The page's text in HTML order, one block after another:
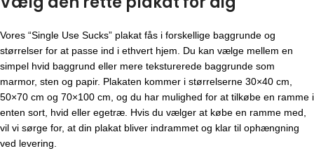
Vores “Single Use Sucks” plakat fås i forskellige baggrunde og
størrelser for at passe ind i ethvert hjem. Du kan vælge mellem en
simpel hvid baggrund eller mere teksturerede baggrunde som
marmor, sten og papir. Plakaten kommer i størrelserne 30×40 cm,
50×70 cm og 70×100 cm, og du har mulighed for at tilkøbe en ramme i
enten sort, hvid eller egetræ. Hvis du vælger at købe en ramme med,
vil vi sørge for, at din plakat bliver indrammet og klar til ophængning
ved levering.